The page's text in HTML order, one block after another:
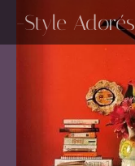
-Style Adorés